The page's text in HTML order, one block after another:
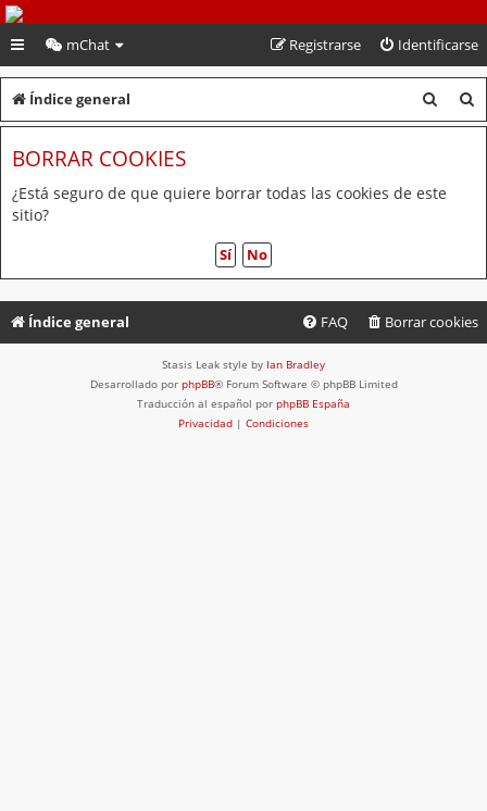
PeruVoley.com
mChat Identificarse
Registrarse
Índice general
u
u
c
BORRAR COOKIES
¿Está seguro de que quiere borrar todas las cookies de este
sitio?
Índice general Borrar cookies
FAQ
Stasis Leak style by Ian Bradley
Desarrollado por phpBB® Forum Software © phpBB Limited
Traducción al español por phpBB España
Privacidad | Condiciones